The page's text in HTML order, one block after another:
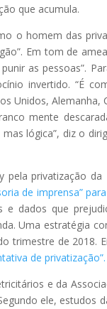
que acumula.
o homem das
Em tom de
as pessoas”.
invertido. “É
Unidos,
mente
lógica”, diz o
pela privatização
de imprensa”
e dados que
Uma estratégia
trimestre de 2018.
de privatização”.
e da
ele, estudos